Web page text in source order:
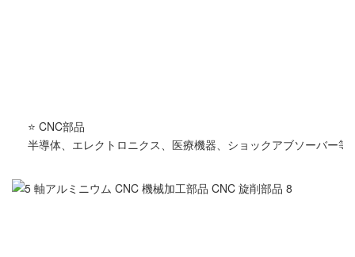
⭐ CNC部品
半導体、エレクトロニクス、医療機器、ショックアブソーバー